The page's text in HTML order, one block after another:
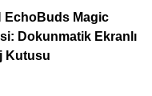
EchoBuds Magic
Dokunmatik Ekranlı
Kutusu